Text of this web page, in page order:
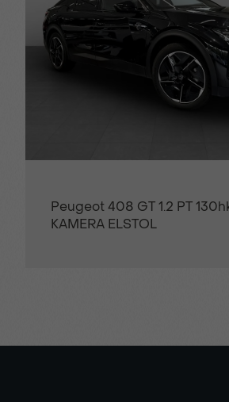
Peugeot 408 GT 1.2 PT
KAMERA ELSTOL